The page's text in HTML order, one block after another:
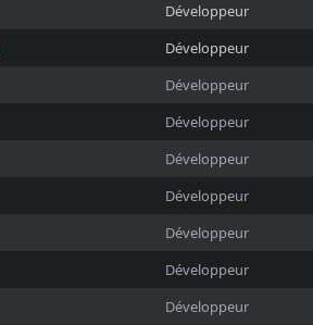
Développeur
Développeur
Développeur
Développeur
Développeur
Développeur
Développeur
Développeur
Développeur